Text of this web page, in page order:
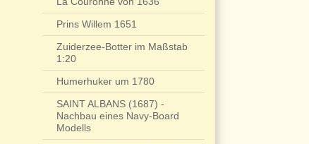
Prins Willem 1651
Zuiderzee-Botter im Maßstab
1:20
Humerhuker um 1780
SAINT ALBANS (1687) -
Nachbau eines Navy-Board
Modells